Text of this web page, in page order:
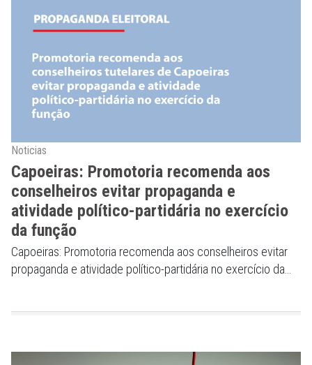
Noticias
Capoeiras: Promotoria recomenda aos
conselheiros evitar propaganda e
atividade político-partidária no exercício
da função
Capoeiras: Promotoria recomenda aos conselheiros evitar
propaganda e atividade político-partidária no exercício da